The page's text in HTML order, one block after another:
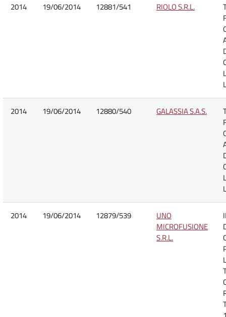
2014 19/06/2014 12881/541 RIOLO S.R.L.
2014 19/06/2014 12880/540 GALASSIA S.A.S.
2014 19/06/2014 12879/539
UNO
MICROFUSIONE
S.R.L.